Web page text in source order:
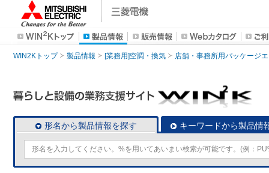
WIN2Kトップ 製品情報 [業務用]空調・換気 店舗・事務所用パッケージ
形名から製品情報を探す キーワードから製品情